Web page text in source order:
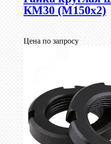
КМ30 (М150х2)
Цена по запросу